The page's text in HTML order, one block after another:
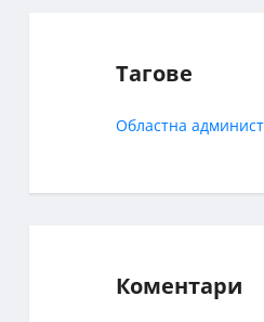
Тагове
Областна
Коментари